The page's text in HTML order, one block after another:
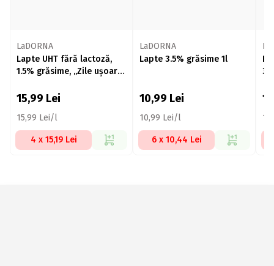
LaDORNA
Lapte UHT fără lactoză,
1.5% grăsime, „Zile ușoare”
15,99 Lei
15,99 Lei/l
4 x 15,19 Lei
LaDORNA
Lapte 3.5% grăsime 1l
10,99 Lei
10,99 Lei/l
6 x 10,44 Lei